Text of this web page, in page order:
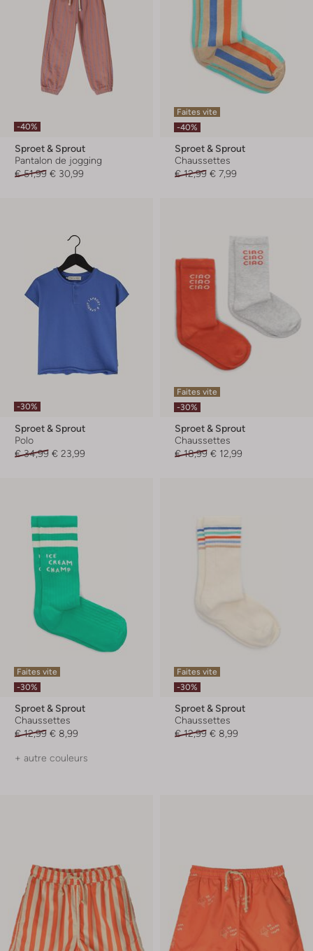
-40%
Sproet & Sprout
Pantalon de jogging
€ 51,99 € 30,99
Faites vite
-40%
Sproet & Sprout
Chaussettes
€ 12,99 € 7,99
-30%
Sproet & Sprout
Polo
€ 34,99 € 23,99
Faites vite
-30%
Sproet & Sprout
Chaussettes
€ 18,99 € 12,99
Faites vite
-30%
Sproet & Sprout
Chaussettes
€ 12,99 € 8,99
+ autre couleurs
Faites vite
-30%
Sproet & Sprout
Chaussettes
€ 12,99 € 8,99